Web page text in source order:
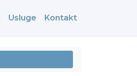
Usluge Kontakt